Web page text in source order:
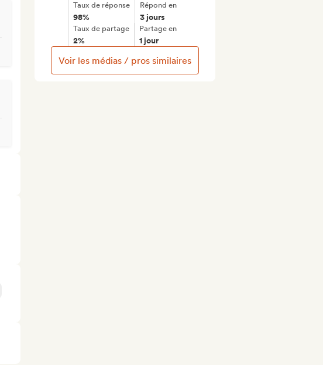
Taux de réponse
98%
Répond en
3 jours
Taux de partage
2%
Partage en
1 jour
Voir les médias / pros similaires